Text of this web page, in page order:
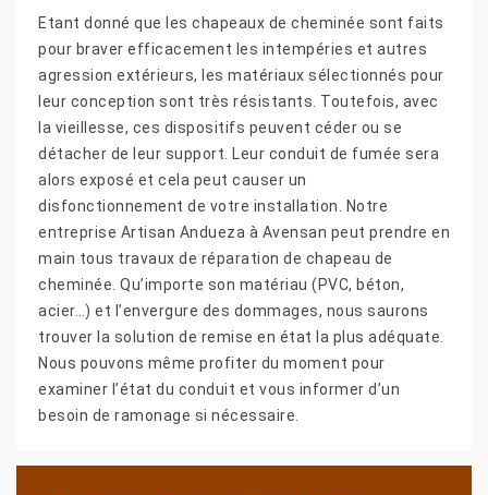
Etant donné que les chapeaux de cheminée sont faits
pour braver efficacement les intempéries et autres
agression extérieurs, les matériaux sélectionnés pour
leur conception sont très résistants. Toutefois, avec
la vieillesse, ces dispositifs peuvent céder ou se
détacher de leur support. Leur conduit de fumée sera
alors exposé et cela peut causer un
disfonctionnement de votre installation. Notre
entreprise Artisan Andueza à Avensan peut prendre en
main tous travaux de réparation de chapeau de
cheminée. Qu’importe son matériau (PVC, béton,
acier…) et l’envergure des dommages, nous saurons
trouver la solution de remise en état la plus adéquate.
Nous pouvons même profiter du moment pour
examiner l’état du conduit et vous informer d’un
besoin de ramonage si nécessaire.